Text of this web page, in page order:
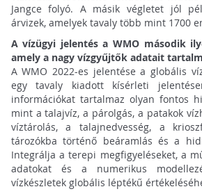
Jangce folyó. A másik végletet jól
árvizek, amelyek tavaly több mint 1700
A vízügyi jelentés a WMO második
amely a nagy vízgyűjtők adatait
A WMO 2022-es jelentése a globális
egy tavaly kiadott kísérleti
információkat tartalmaz olyan fontos
mint a talajvíz, a párolgás, a patakok
víztárolás, a talajnedvesség, a
tározókba történő beáramlás és a
Integrálja a terepi megfigyeléseket, a
adatokat és a numerikus
vízkészletek globális léptékű